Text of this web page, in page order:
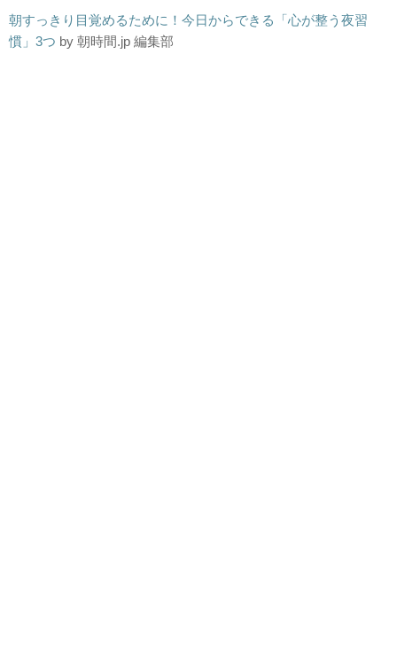
朝すっきり目覚めるために！今日からできる「心が整う夜習
慣」3つ by 朝時間.jp 編集部